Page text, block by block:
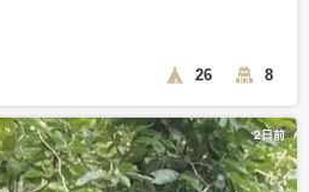
26 8
2日前